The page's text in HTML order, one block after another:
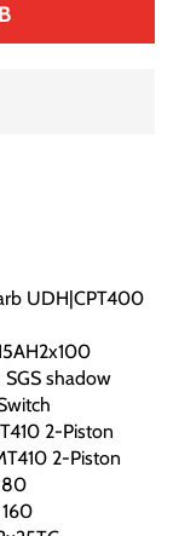
UDH|CPT400
shadow
2-Piston
2-Piston